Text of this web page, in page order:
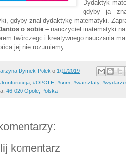
Dydaktyk
gdyby ją
gdyby znał dydaktykę matematyki.
o sobie – nauczyciel matematyki
twórczego i kreatywnego nauczania
jej nie rozumiemy.
Dymek-Polek o 1/11/2019
, #OPOLE, #snm, #warsztaty,
46-020 Opole, Polska
komentarz